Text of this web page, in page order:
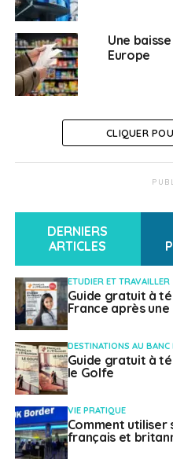
Les
fonds
par les Etats
d’analyses de la
75% ;
le remboursement
intellectuelle qui
protection
50% des taxes
nationaux pour
2022 seront
le fonds élargira ses
remboursement en
Le Fonds est géré par
propositions
Une
Europe
CLIQUER
DERNIERS
ARTICLES
ETUDIER ET TRAVAILLER
Guide gratuit à
France après
DESTINATIONS AU BANC
Guide gratuit à
le Golfe
VIE PRATIQUE
Comment utiliser
français et